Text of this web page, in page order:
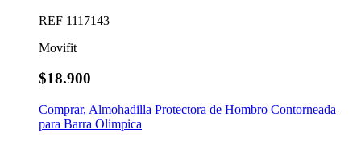
REF 1117143
Movifit
$18.900
Comprar, Almohadilla Protectora de Hombro Contorneada
para Barra Olimpica